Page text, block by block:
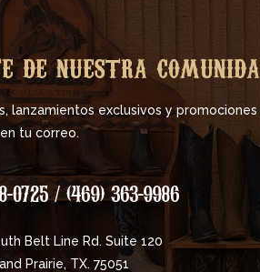
de nuestra
lanzamientos exclusivos y
tu correo.
0725 / (469) 363-9986
Belt Line Rd. Suite 120
Prairie, TX. 75051